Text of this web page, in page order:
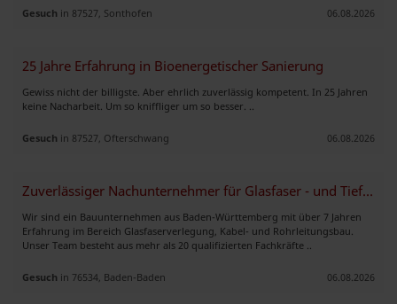
Gesuch in 87527, Sonthofen 06.08.2026
25 Jahre Erfahrung in Bioenergetischer Sanierung
Gewiss nicht der billigste. Aber ehrlich zuverlässig kompetent. In 25 Jahren
keine Nacharbeit. Um so kniffliger um so besser. ..
Gesuch in 87527, Ofterschwang 06.08.2026
Zuverlässiger Nachunternehmer für Glasfaser - und Tiefbauprojekte.
Wir sind ein Bauunternehmen aus Baden-Württemberg mit über 7 Jahren
Erfahrung im Bereich Glasfaserverlegung, Kabel- und Rohrleitungsbau.
Unser Team besteht aus mehr als 20 qualifizierten Fachkräfte ..
Gesuch in 76534, Baden-Baden 06.08.2026